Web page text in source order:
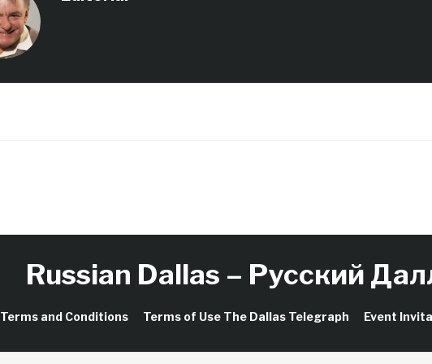
Russian Dallas – Русский
Terms and Conditions Terms of Use The Dallas Telegraph Event